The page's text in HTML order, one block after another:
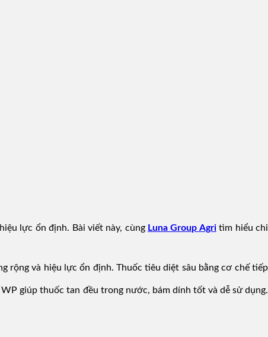
lực ổn định. Bài viết này, cùng Luna Group Agritìm hiểu chi
rộng và hiệu lực ổn định. Thuốc tiêu diệt sâu bằng cơ chế tiếp
giúp thuốc tan đều trong nước, bám dính tốt và dễ sử dụng.